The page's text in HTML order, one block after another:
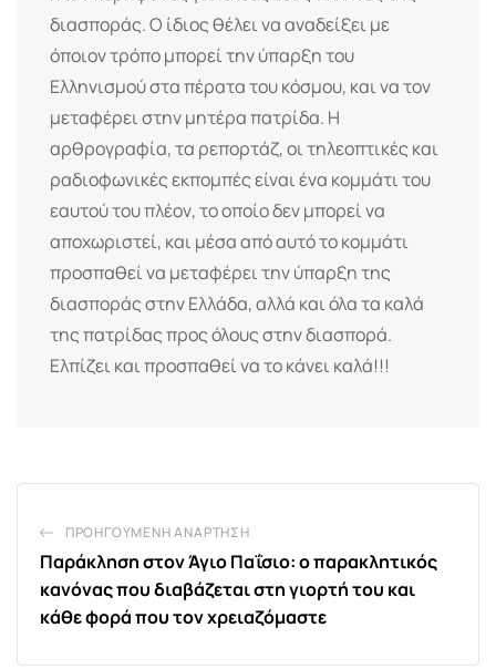
διασποράς. Ο ίδιος θέλει να αναδείξει με
όποιον τρόπο μπορεί την ύπαρξη του
Ελληνισμού στα πέρατα του κόσμου, και να τον
μεταφέρει στην μητέρα πατρίδα. Η
αρθρογραφία, τα ρεπορτάζ, οι τηλεοπτικές και
ραδιοφωνικές εκπομπές είναι ένα κομμάτι του
εαυτού του πλέον, το οποίο δεν μπορεί να
αποχωριστεί, και μέσα από αυτό το κομμάτι
προσπαθεί να μεταφέρει την ύπαρξη της
διασποράς στην Ελλάδα, αλλά και όλα τα καλά
της πατρίδας προς όλους στην διασπορά.
Ελπίζει και προσπαθεί να το κάνει καλά!!!
ΠΡΟΗΓΟΎΜΕΝΗ ΑΝΆΡΤΗΣΗ
Παράκληση στον Άγιο Παΐσιο: ο παρακλητικός
κανόνας που διαβάζεται στη γιορτή του και
κάθε φορά που τον χρειαζόμαστε